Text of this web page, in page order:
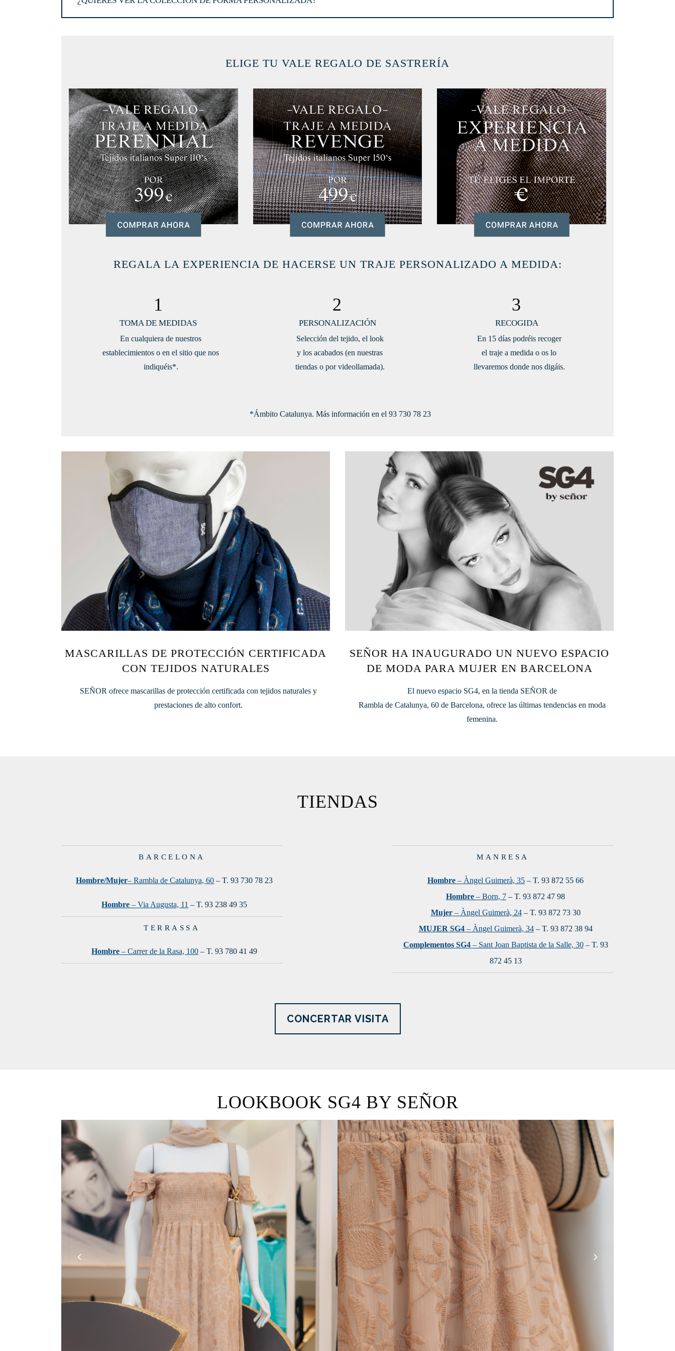
ELIGE TU VALE REGALO DE SASTRERÍA
REGALA LA EXPERIENCIA DE HACERSE UN TRAJE PERSONALIZADO A MEDIDA:
1
TOMA DE MEDIDAS
En cualquiera de nuestros
establecimientos o en el sitio que nos
indiquéis*.
2
PERSONALIZACIÓN
Selección del tejido, el look
y los acabados (en nuestras
tiendas o por videollamada).
3
RECOGIDA
En 15 días podréis recoger
el traje a medida o os lo
llevaremos donde nos digáis.
*Ámbito Catalunya. Más información en el 93 730 78 23
MASCARILLAS DE PROTECCIÓN CERTIFICADA
CON TEJIDOS NATURALES
SEÑOR ofrece mascarillas de protección certificada con tejidos naturales y
prestaciones de alto confort.
SEÑOR HA INAUGURADO UN NUEVO ESPACIO
DE MODA PARA MUJER EN BARCELONA
El nuevo espacio SG4, en la tienda SEÑOR de
Rambla de Catalunya, 60 de Barcelona, ofrece las últimas tendencias en moda
femenina.
TIENDAS
BARCELONA
Hombre/Mujer– Rambla de Catalunya, 60 – T. 93 730 78 23
Hombre – Via Augusta, 11 – T. 93 238 49 35
TERRASSA
Hombre – Carrer de la Rasa, 100 – T. 93 780 41 49
MANRESA
Hombre – Àngel Guimerà, 35 – T. 93 872 55 66
Hombre – Born, 7 – T. 93 872 47 98
Mujer– Àngel Guimerà, 24– T. 93 872 73 30
MUJER SG4 – Àngel Guimerà, 34– T. 93 872 38 94
Complementos SG4 – Sant Joan Baptista de la Salle, 30– T. 93
872 45 13
CONCERTAR VISITA
LOOKBOOK SG4 BY SEÑOR